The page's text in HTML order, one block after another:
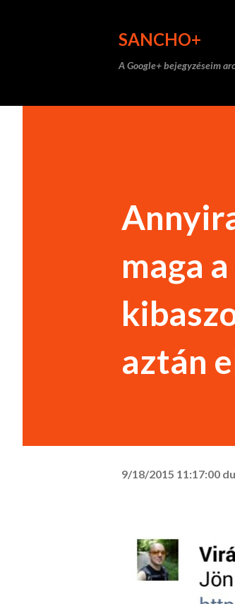
SANCHO+
A Google+ bejegyzéseim
maga
aztán
9/18/2015 11:17:00 du.